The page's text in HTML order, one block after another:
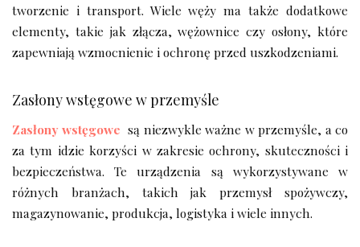
tworzenie i transport. Wiele węży ma także dodatkowe
elementy, takie jak złącza, wężownice czy osłony, które
zapewniają wzmocnienie i ochronę przed uszkodzeniami.
Zasłony wstęgowe w przemyśle
Zasłony wstęgowe są niezwykle ważne w przemyśle, a co
za tym idzie korzyści w zakresie ochrony, skuteczności i
bezpieczeństwa. Te urządzenia są wykorzystywane w
różnych branżach, takich jak przemysł spożywczy,
magazynowanie, produkcja, logistyka i wiele innych.